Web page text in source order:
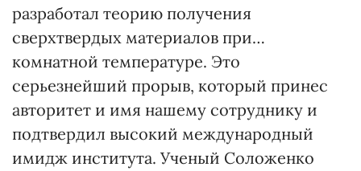
разработал теорию получения
сверхтвердых материалов при…
комнатной температуре. Это
серьезнейший прорыв, который принес
авторитет и имя нашему сотруднику и
подтвердил высокий международный
имидж института. Ученый Соложенко